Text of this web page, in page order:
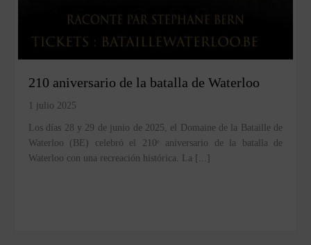
210 aniversario de la batalla de Waterloo
1 julio 2025
Los días 28 y 29 de junio de 2025, el Domaine de la Bataille de
Waterloo (BE) celebró el 210ᵉ aniversario de la batalla de
Waterloo con una recreación histórica. La [...]